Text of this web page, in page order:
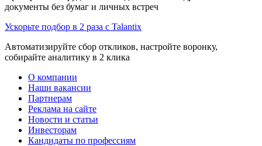
документы без бумаг и личных встреч
Ускорьте подбор в 2 раза с Talantix
Автоматизируйте сбор откликов, настройте воронку,
собирайте аналитику в 2 клика
О компании
Наши вакансии
Партнерам
Реклама на сайте
Новости и статьи
Инвесторам
Кандидаты по профессиям